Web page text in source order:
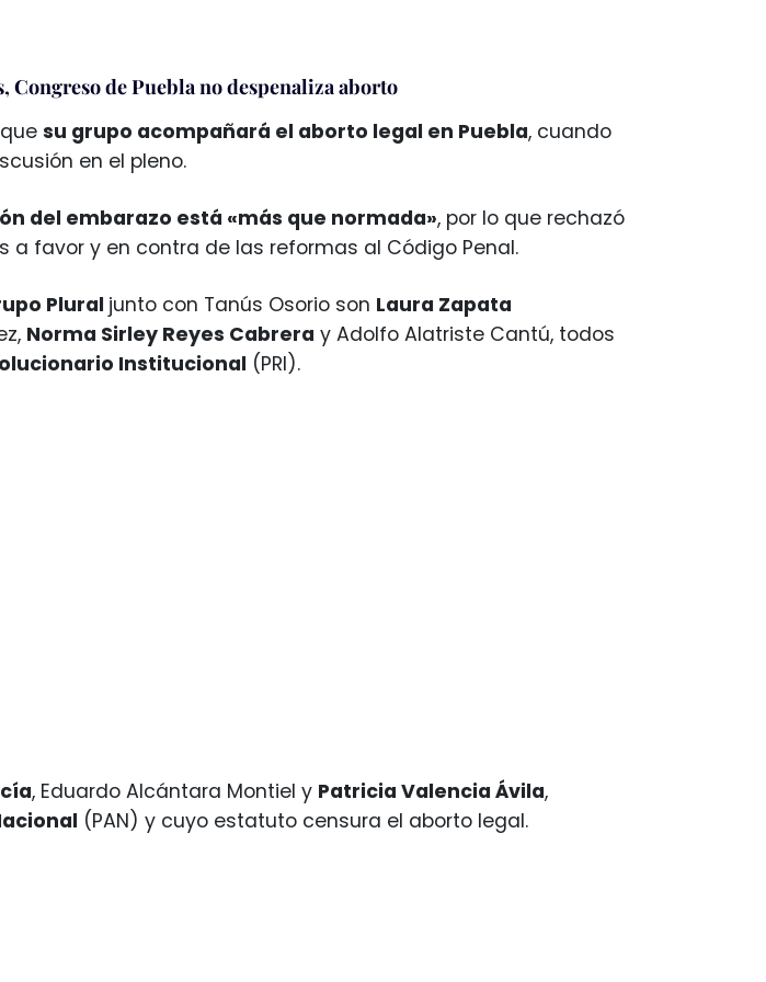
Congreso de Puebla no despenaliza aborto
su grupo acompañará el aborto legal en Puebla, cuando
en el pleno.
del embarazo está «más que normada», por lo que rechazó
a favor y en contra de las reformas al Código Penal.
Plural junto con Tanús Osorio son Laura Zapata
Norma Sirley Reyes Cabrera y Adolfo Alatriste Cantú, todos
Institucional (PRI).
, Eduardo Alcántara Montiel y Patricia Valencia Ávila,
(PAN) y cuyo estatuto censura el aborto legal.